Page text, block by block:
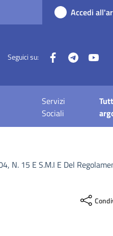
Accedi
Seguici su: FacebookTelegram
Servizi
Sociali
N. 15 E S.m.i E Del